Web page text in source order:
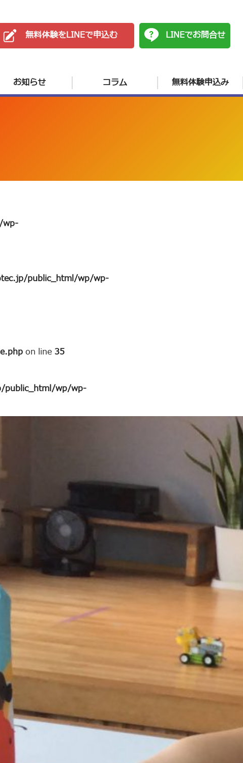
無料体験をLINEで申込む LINEでお問合せ
お知らせ コラム 無料体験申込み
wp-
public_html/wp/wp-
on line 35
public_html/wp/wp-